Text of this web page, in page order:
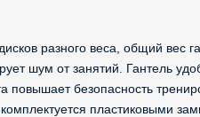
разного веса, общий вес
шум от занятий. Гантель
повышает безопасность
пластиковыми